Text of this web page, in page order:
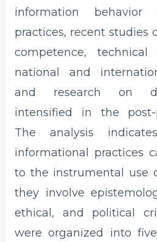
information behavior
practices, recent studies
competence,
national and
and research on
intensified in the post-
The analysis
informational practices
to the instrumental use
they involve
ethical, and political
were organized into five